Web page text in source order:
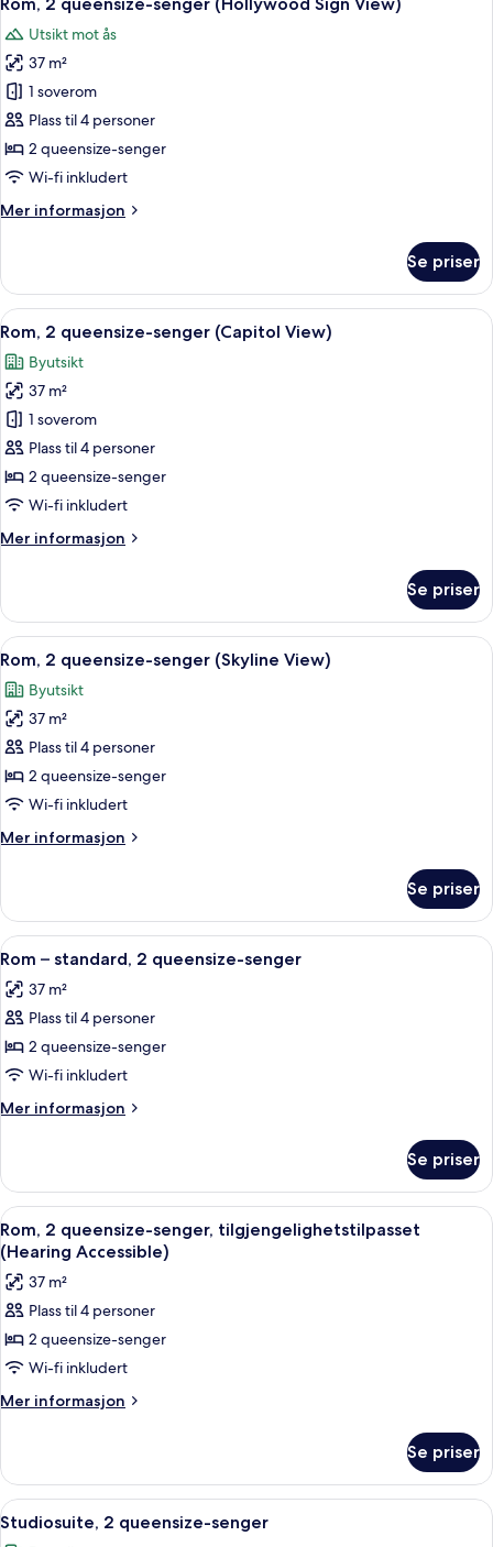
View)
alle
bildene
av
Rom,
2
queensize-
senger
Sign
Utsikt mot ås
37 m²
1 soverom
Plass til 4 personer
2 queensize-senger
Wi-fi inkludert
Mer informasjon
Mer
2
queensize-
senger
(Hollywood
Sign
View)
Se priser
Åpne
alle
bildene
av
Rom,
2
queensize-
senger
View)
Sengetøy av topp kvalitet,
6
Rom, 2 queensize-senger (Capitol View)
Byutsikt
37 m²
1 soverom
Plass til 4 personer
2 queensize-senger
Wi-fi inkludert
Mer informasjon
Mer
2
queensize-
senger
View)
Se priser
Åpne
alle
bildene
av
Rom,
2
queensize-
(Skyline
Sengetøy av topp kvalitet,
6
Rom, 2 queensize-senger (Skyline View)
Byutsikt
37 m²
Plass til 4 personer
2 queensize-senger
Wi-fi inkludert
Mer informasjon
Mer
2
queensize-
senger
View)
Se priser
Åpne
alle
bildene
av
Rom
–
standard,
2
senger
Sengetøy av topp kvalitet,
6
Rom – standard, 2 queensize-senger
37 m²
Plass til 4 personer
2 queensize-senger
Wi-fi inkludert
Mer informasjon
Mer
–
standard,
2
queensize-
senger
Se priser
Åpne
alle
bildene
av
Rom,
2
queensize-
senger,
Accessible)
Sengetøy av topp kvalitet,
5
Rom, 2 queensize-senger, tilgjengelighetstilpasset
(Hearing Accessible)
37 m²
Plass til 4 personer
2 queensize-senger
Wi-fi inkludert
Mer informasjon
Mer
2
queensize-
senger,
tilgjengelighetstilpasset
Se priser
Åpne
alle
Sengetøy av topp kvalitet,
4
Studiosuite, 2 queensize-senger